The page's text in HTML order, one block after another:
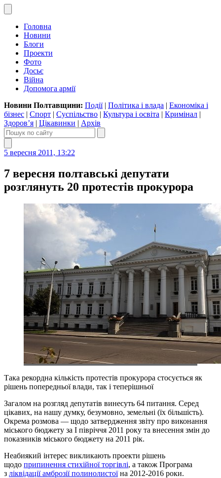
Головна
Новини
Блоги
Проекти
Фото
Досьє
Війна
Допомога армії
Новини Полтавщини: Події| Політика і влада | Економіка і
бізнес | Спорт | Суспільство | Культура і освіта | Кримінал |
Здоров’я | Цікавинки | Архів
5 вересня 2011, 13:22
7 вересня полтавські депутати
розглянуть 20 протестів прокурора
Така рекордна кількість протестів прокурора стосується як
рішень попередньої влади, так і теперішньої
Загалом на розгляд депутатів винесуть 64 питання. Серед
цікавих, на нашу думку, безумовно, земельні (їх більшість).
Окрема розмова — щодо затвердження звіту про виконання
міського бюджету за І півріччя 2011 року та внесення змін до
показників міського бюджету на 2011 рік.
Неабиякий інтерес викликають проекти рішень
щодо припинення стихійної торгівлі, а також Програма
з ліквідації амброзії полинолистоїна 2012-2016 роки.